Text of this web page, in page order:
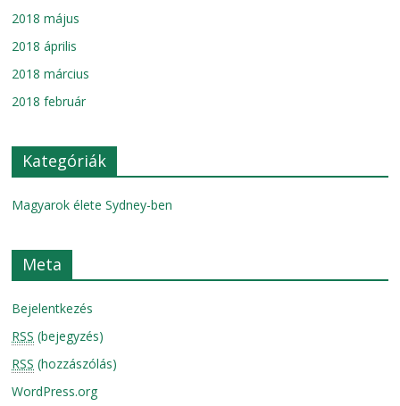
2018 május
2018 április
2018 március
2018 február
Kategóriák
Magyarok élete Sydney-ben
Meta
Bejelentkezés
RSS (bejegyzés)
RSS (hozzászólás)
WordPress.org